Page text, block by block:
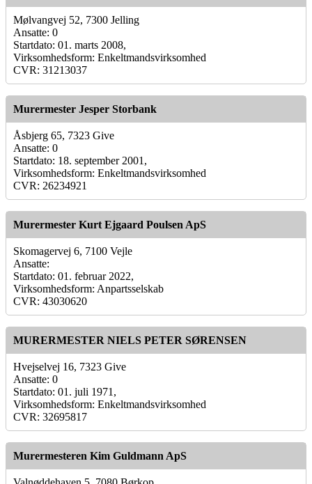
Mølvangvej 52, 7300 Jelling
Ansatte: 0
Startdato: 01. marts 2008,
Virksomhedsform: Enkeltmandsvirksomhed
CVR: 31213037
Murermester Jesper Storbank
Åsbjerg 65, 7323 Give
Ansatte: 0
Startdato: 18. september 2001,
Virksomhedsform: Enkeltmandsvirksomhed
CVR: 26234921
Murermester Kurt Ejgaard Poulsen ApS
Skomagervej 6, 7100 Vejle
Ansatte:
Startdato: 01. februar 2022,
Virksomhedsform: Anpartsselskab
CVR: 43030620
MURERMESTER NIELS PETER SØRENSEN
Hvejselvej 16, 7323 Give
Ansatte: 0
Startdato: 01. juli 1971,
Virksomhedsform: Enkeltmandsvirksomhed
CVR: 32695817
Murermesteren Kim Guldmann ApS